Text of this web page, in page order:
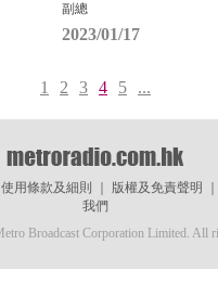
副總
2023/01/17
1 2 3 4 5 ...
使用條款及細則 版權及免責聲明
我們
Broadcast Corporation Limited. All